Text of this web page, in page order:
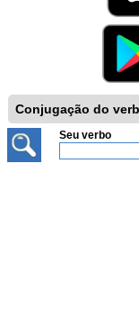
Conjugação do
Seu verbo